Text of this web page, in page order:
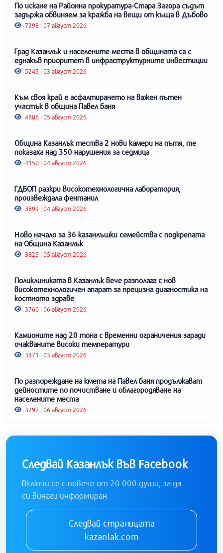
По искане на Районна прокуратура-Стара Загора съдът
задържа обвиняем за кражба на вещи от къща в Дъбово
7398 | 07 август 2026
Град Казанлък и населените места в общината са с
еднакъв приоритет в инфраструктурните инвестиции
5245 | 03 август 2026
Към своя край е асфалтирането на важен пътен
участък в община Павел баня
4886 | 05 август 2026
Община Казанлък тества 2 нови камери на пътя, те
показаха над 350 нарушения за седмица
4150 | 04 август 2026
ГДБОП разкри високотехнологична лаборатория,
произвеждала фентанил
3899 | 04 август 2026
Ново начало за 36 казанлъшки семейства с подкрепата
на Община Казанлък
3825 | 05 август 2026
Поликлиниката в Казанлък вече разполага с нов
високотехнологичен апарат за прецизна диагностика на
костното здраве
3760 | 06 август 2026
Камионите над 20 тона с временни ограничения заради
очакваните високи температури
3471 | 03 август 2026
По разпореждане на кмета на Павел баня продължават
дейностите по почистване и облагородяване на
населените места
3297 | 06 август 2026
Следвай Казанлък във Facebook
Включи се с повече от 20 000 души, за да
си винаги информиран
Следвай страницата
kazanlak.com